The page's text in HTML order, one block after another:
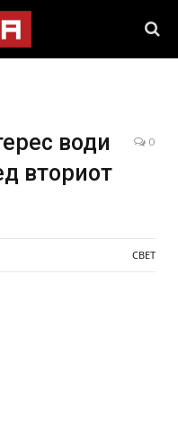
води
вториот
0
СВЕТ